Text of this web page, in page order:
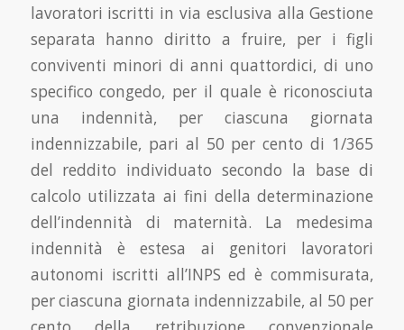
lavoratori iscritti in via esclusiva alla Gestione
separata hanno diritto a fruire, per i figli
conviventi minori di anni quattordici, di uno
specifico congedo, per il quale è riconosciuta
una indennità, per ciascuna giornata
indennizzabile, pari al 50 per cento di 1/365
del reddito individuato secondo la base di
calcolo utilizzata ai fini della determinazione
dell’indennità di maternità. La medesima
indennità è estesa ai genitori lavoratori
autonomi iscritti all’INPS ed è commisurata,
per ciascuna giornata indennizzabile, al 50 per